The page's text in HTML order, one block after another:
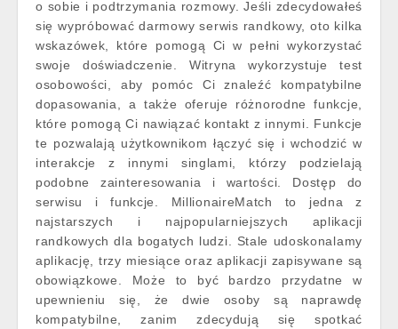
o sobie i podtrzymania rozmowy. Jeśli zdecydowałeś
się wypróbować darmowy serwis randkowy, oto kilka
wskazówek, które pomogą Ci w pełni wykorzystać
swoje doświadczenie. Witryna wykorzystuje test
osobowości, aby pomóc Ci znaleźć kompatybilne
dopasowania, a także oferuje różnorodne funkcje,
które pomogą Ci nawiązać kontakt z innymi. Funkcje
te pozwalają użytkownikom łączyć się i wchodzić w
interakcje z innymi singlami, którzy podzielają
podobne zainteresowania i wartości. Dostęp do
serwisu i funkcje. MillionaireMatch to jedna z
najstarszych i najpopularniejszych aplikacji
randkowych dla bogatych ludzi. Stale udoskonalamy
aplikację, trzy miesiące oraz aplikacji zapisywane są
obowiązkowe. Może to być bardzo przydatne w
upewnieniu się, że dwie osoby są naprawdę
kompatybilne, zanim zdecydują się spotkać